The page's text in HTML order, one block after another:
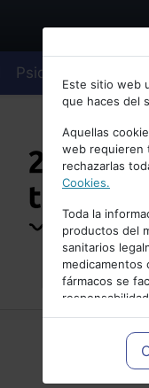
Escribe tu
Accede o
Psiquiatría
Este sitio web
que haces del
Aquellas
web requieren
rechazarlas
Cookies.
Toda la
productos del
sanitarios
medicamentos
fármacos se
medicamentos
adecuado a